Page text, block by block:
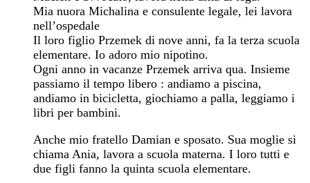
Mia nuora Michalina e consulente legale, lei lavora
nell’ospedale
Il loro figlio Przemek di nove anni, fa la terza scuola
elementare. Io adoro mio nipotino.
Ogni anno in vacanze Przemek arriva qua. Insieme
passiamo il tempo libero : andiamo a piscina,
andiamo in bicicletta, giochiamo a palla, leggiamo i
libri per bambini.
Anche mio fratello Damian e sposato. Sua moglie si
chiama Ania, lavora a scuola materna. I loro tutti e
due figli fanno la quinta scuola elementare.